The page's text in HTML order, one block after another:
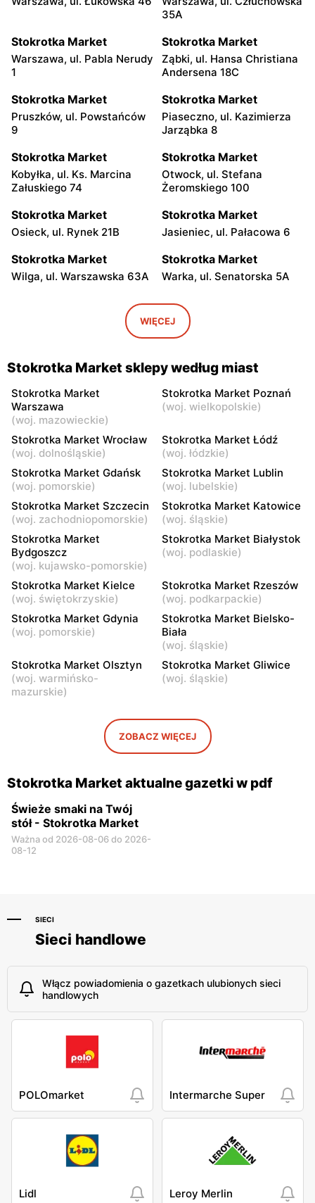
35A
Stokrotka Market
Warszawa, ul. Pabla Nerudy
1
Stokrotka Market
Ząbki, ul. Hansa Christiana
Andersena 18C
Stokrotka Market
Pruszków, ul. Powstańców
9
Stokrotka Market
Piaseczno, ul. Kazimierza
Jarząbka 8
Stokrotka Market
Kobyłka, ul. Ks. Marcina
Załuskiego 74
Stokrotka Market
Otwock, ul. Stefana
Żeromskiego 100
Stokrotka Market
Osieck, ul. Rynek 21B
Stokrotka Market
Jasieniec, ul. Pałacowa 6
Stokrotka Market
Wilga, ul. Warszawska 63A
Stokrotka Market
Warka, ul. Senatorska 5A
Błędów, ul. Sadurkowska 12
Stokrotka Market
Grabów nad Pilicą, ul.
Przemysłowa 3
Stokrotka Market
19A
Stokrotka Market
Ostrówek, ul. Św. Jana
Pawła II 6 B
Stokrotka Market
Skierniewice, ul. Mjr.
Henryka Sucharskiego 12
Skierniewice, ul. Zadębie 13
Stokrotka Market
Karniewo, ul. Parkowa 3A
Stokrotka Market
Stoczek, ul. Węgrowska 6
Stokrotka Market
Bratkowice, ul. Bratkowice
821D
Stokrotka Market
Jedlińsk, ul. Warecka 15
Stokrotka Market
Jedlińsk, ul. Ogrodowa 9
Stokrotka Market
Aleksandrówka, ul. Główna
Stokrotka Market Stokrotka Market
Jastrzębia, ul. Jastrzębia
108
Stokrotka Market
WIĘCEJ
Stokrotka Market sklepy według miast
Stokrotka Market
Warszawa
(woj. mazowieckie)
Stokrotka Market Poznań
(woj. wielkopolskie)
Stokrotka Market Wrocław
(woj. dolnośląskie)
Stokrotka Market Łódź
(woj. łódzkie)
Stokrotka Market Gdańsk
(woj. pomorskie)
Stokrotka Market Lublin
(woj. lubelskie)
Stokrotka Market Szczecin
(woj. zachodniopomorskie)
Stokrotka Market Katowice
(woj. śląskie)
Stokrotka Market
Bydgoszcz
(woj. kujawsko-pomorskie)
Stokrotka Market Białystok
(woj. podlaskie)
Stokrotka Market Kielce
(woj. świętokrzyskie)
Stokrotka Market Rzeszów
(woj. podkarpackie)
Stokrotka Market Gdynia
(woj. pomorskie)
Stokrotka Market Bielsko-
Biała
(woj. śląskie)
Stokrotka Market Olsztyn
(woj. warmińsko-
mazurskie)
Stokrotka Market Gliwice
(woj. śląskie)
ZOBACZ WIĘCEJ
Stokrotka Market aktualne gazetki w pdf
Świeże smaki na Twój
stół - Stokrotka Market
Ważna od 2026-08-06 do 2026-
08-12
SIECI
Sieci handlowe
Włącz powiadomienia o gazetkach ulubionych sieci
handlowych
POLOmarket Intermarche Super
Lidl Leroy Merlin